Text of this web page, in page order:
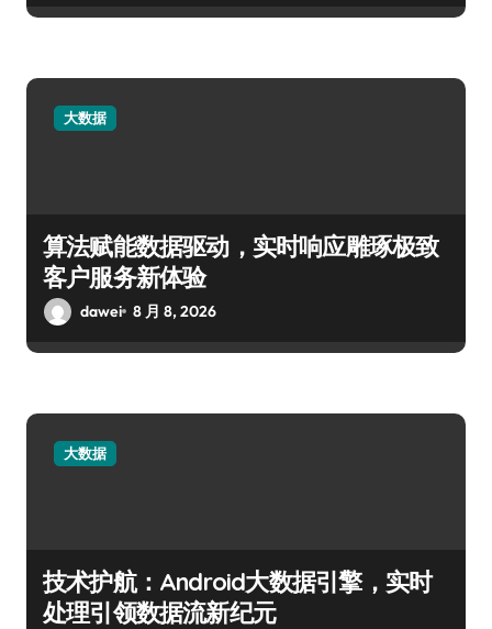
大数据
算法赋能数据驱动，实时响应雕琢极致
客户服务新体验
dawei 8 月 8, 2026
大数据
技术护航：Android大数据引擎，实时
处理引领数据流新纪元